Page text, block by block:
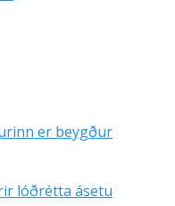
er beygður
lóðrétta ásetu